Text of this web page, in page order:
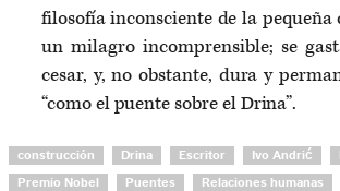
filosofía inconsciente de la pequeña
un milagro incomprensible; se
cesar, y, no obstante, dura y
“como el puente sobre el Drina”.
construcción Drina Escritor Ivo Andrić
Premio Nobel Puentes Relaciones humanas